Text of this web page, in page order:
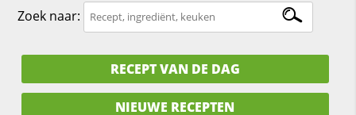
Zoek naar:
RECEPT VAN DE DAG
NIEUWE RECEPTEN